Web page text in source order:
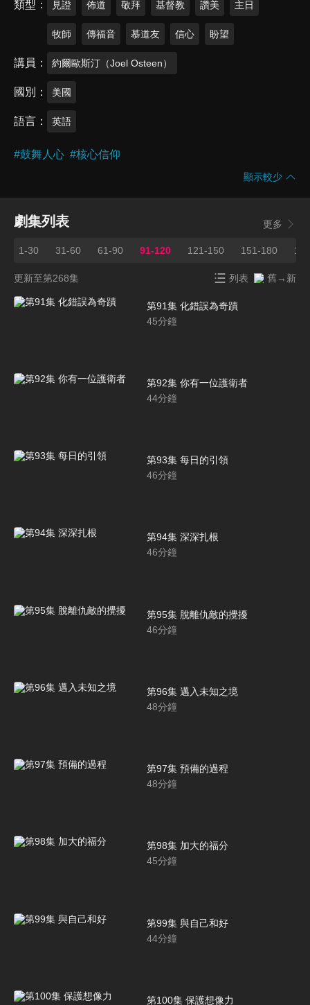
類型 見證 佈道 敬拜 基督教 讚美 主日
牧師 傳福音 慕道友 信心 盼望
講員 約爾歐斯汀（Joel Osteen）
國別 美國
語言 英語
#鼓舞人心 #核心信仰
顯示較少
劇集列表 更多
1-30 31-60 61-90 91-120 121-150 151-180
更新至第268集 列表 舊→新
第91集 化錯誤為奇蹟
45分鐘
第92集 你有一位護衛者
44分鐘
第93集 每日的引領
46分鐘
第94集 深深扎根
46分鐘
第95集 脫離仇敵的攪擾
46分鐘
第96集 邁入未知之境
48分鐘
第97集 預備的過程
48分鐘
第98集 加大的福分
45分鐘
第99集 與自己和好
44分鐘
第100集 保護想像力